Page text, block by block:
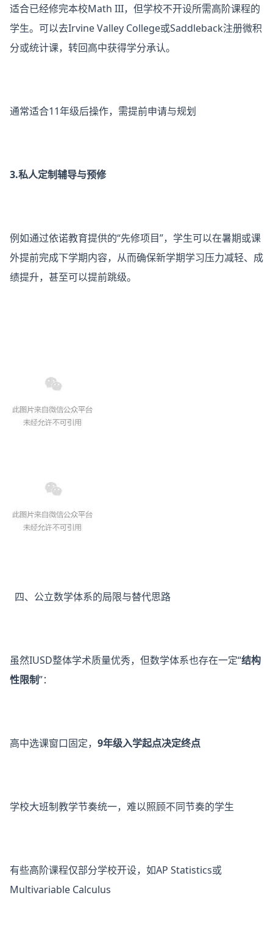
适合已经修完本校Math III，但学校不开设所需高阶课程的
学生。可以去Irvine Valley College或Saddleback注册微积
分或统计课，转回高中获得学分承认。
通常适合11年级后操作，需提前申请与规划
3.私人定制辅导与预修
例如通过依诺教育提供的“先修项目”，学生可以在暑期或课
外提前完成下学期内容，从而确保新学期学习压力减轻、成
绩提升，甚至可以提前跳级。
四、公立数学体系的局限与替代思路
虽然IUSD整体学术质量优秀，但数学体系也存在一定“结构
性限制”：
高中选课窗口固定， 9年级入学起点决定终点
学校大班制教学节奏统一，难以照顾不同节奏的学生
有些高阶课程仅部分学校开设，如AP Statistics或
Multivariable Calculus